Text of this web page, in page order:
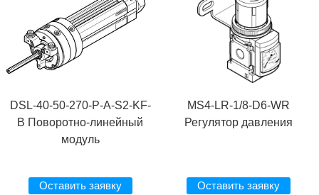
DSL-40-50-270-P-A-S2-KF-
B Поворотно-линейный
модуль
Оставить заявку
MS4-LR-1/8-D6-WR
Регулятор давления
Оставить заявку